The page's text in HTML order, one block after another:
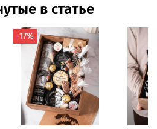
в статье
-17%